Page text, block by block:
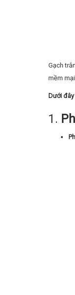
Gạch
mềm
Dưới
1.